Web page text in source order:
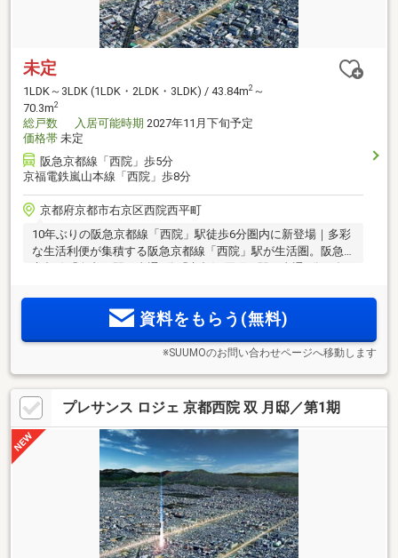
未定
1LDK～3LDK (1LDK・2LDK・3LDK) / 43.84m2 ～
70.3m2
総戸数 入居可能時期 2027年11月下旬予定
価格帯 未定
阪急京都線「西院」歩5分
京福電鉄嵐山本線「西院」歩8分
京都府京都市右京区西院西平町
10年ぶりの阪急京都線「西院」駅徒歩6分圏内に新登場｜多彩
な生活利便が集積する阪急京都線「西院」駅が生活圏。阪急
京都線「烏丸」駅へ直通3分「京都河原町」駅へ直通6分。多
大型商業施設や、スーパー、教育施設が徒歩圏に整う＜物件
エントリー受付開始＞資料をもらう(無料)
※SUUMOのお問い合わせページへ移動します
プレサンス ロジェ 京都西院 双 月邸／第1期